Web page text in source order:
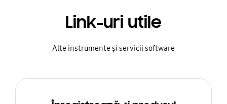
Link-uri utile
Alte instrumente și servicii software